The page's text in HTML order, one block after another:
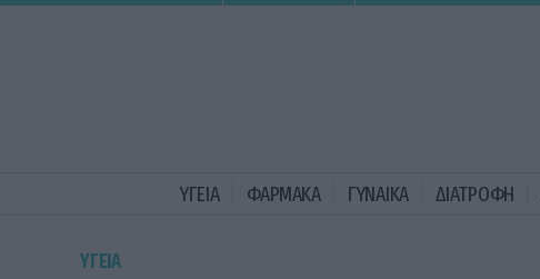
ΥΓΕΙΑ ΦΑΡΜΑΚΑ ΓΥΝΑΙΚΑ ΔΙΑΤΡΟΦΗ
ΥΓΕΙΑ